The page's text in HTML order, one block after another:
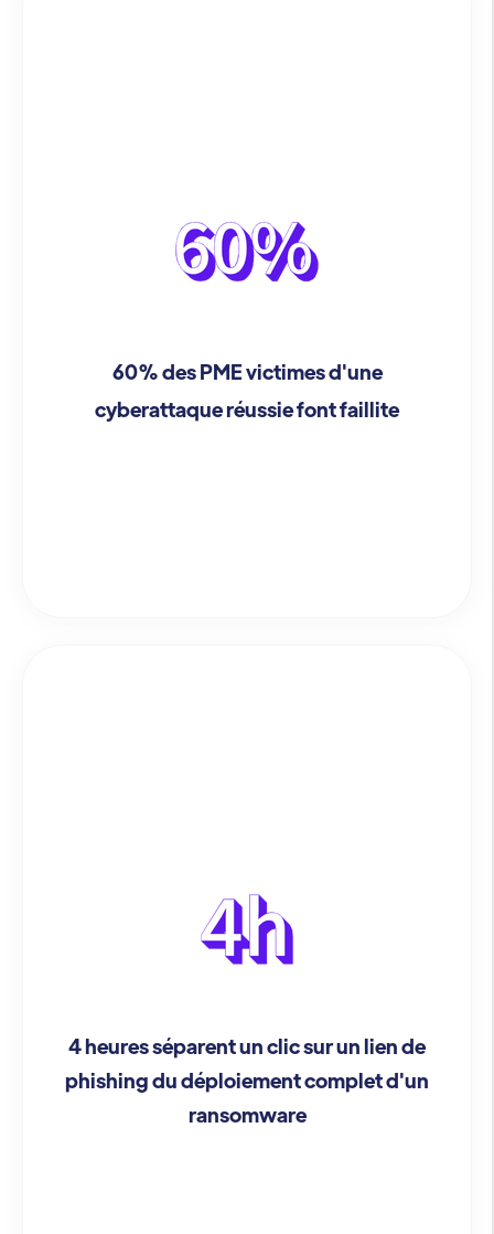
60% des PME victimes d'une
cyberattaque réussie font faillite
4 heures séparent un clic sur un lien de
phishing du déploiement complet d'un
ransomware